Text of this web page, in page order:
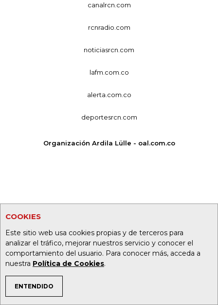
COOKIES
Este sitio web usa cookies propias y de terceros para
analizar el tráfico, mejorar nuestros servicio y conocer el
comportamiento del usuario. Para conocer más, acceda a
nuestra Política de Cookies.
ENTENDIDO
TEMAS DE INTERÉS
canalrcn.com
rcnradio.com
noticiasrcn.com
lafm.com.co
alerta.com.co
deportesrcn.com
Organización Ardila Lülle - oal.com.co